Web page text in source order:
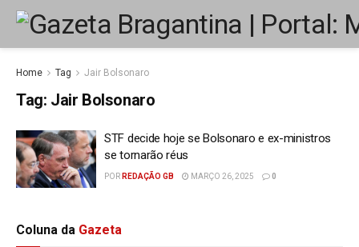
Home Tag Jair Bolsonaro
Tag: Jair Bolsonaro
STF decide hoje se Bolsonaro e ex-ministros
se tornarão réus
POR REDAÇÃO GB MARÇO 26, 2025 0
Coluna da Gazeta